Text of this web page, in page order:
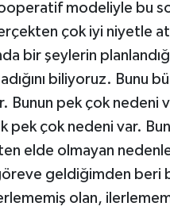
modeliyle bu
çok iyi niyetle
bir şeylerin
biliyoruz. Bunu
Bunun pek çok nedeni
pek çok nedeni var.
elde olmayan
geldiğimden beri
olan,